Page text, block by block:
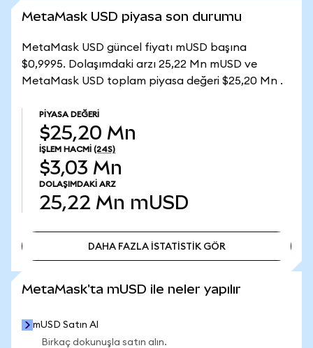
MetaMask USD piyasa son durumu
MetaMask USD güncel fiyatı mUSD başına
$0,9995. Dolaşımdaki arzı 25,22 Mn mUSD ve
MetaMask USD toplam piyasa değeri $25,20 Mn .
PIYASA DEĞERI
$25,20 Mn
İŞLEM HACMI (24S)
$3,03 Mn
DOLAŞIMDAKI ARZ
25,22 Mn mUSD
DAHA FAZLA İSTATİSTİK GÖR
MetaMask'ta mUSD ile neler yapılır
mUSD Satın Al
Birkaç dokunuşla satın alın.